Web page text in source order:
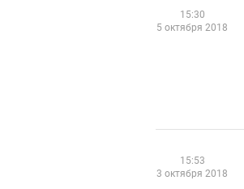
15:30
5 октября 2018
15:53
3 октября 2018